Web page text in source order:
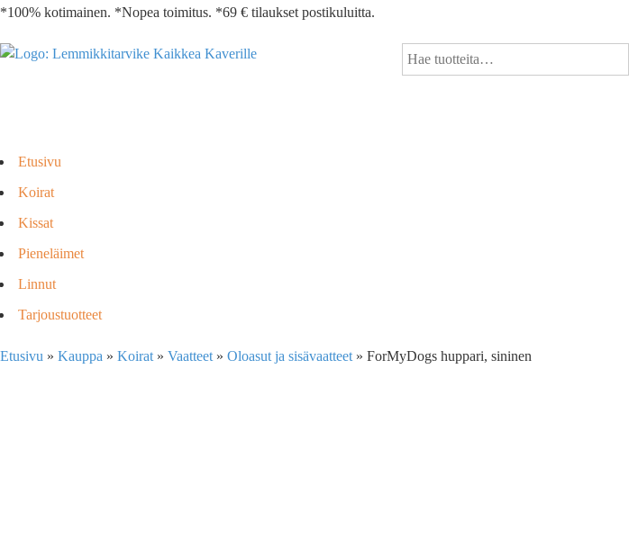
*100% kotimainen. *Nopea toimitus. *69 € tilaukset postikuluitta.
Etusivu
Koirat
Kissat
Pieneläimet
Linnut
Tarjoustuotteet
Etusivu » Kauppa » Koirat » Vaatteet » Oloasut ja sisävaatteet » ForMyDogs huppari, sininen